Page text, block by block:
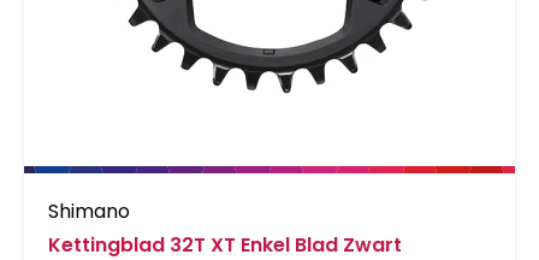
Shimano
Kettingblad 32T XT Enkel Blad Zwart